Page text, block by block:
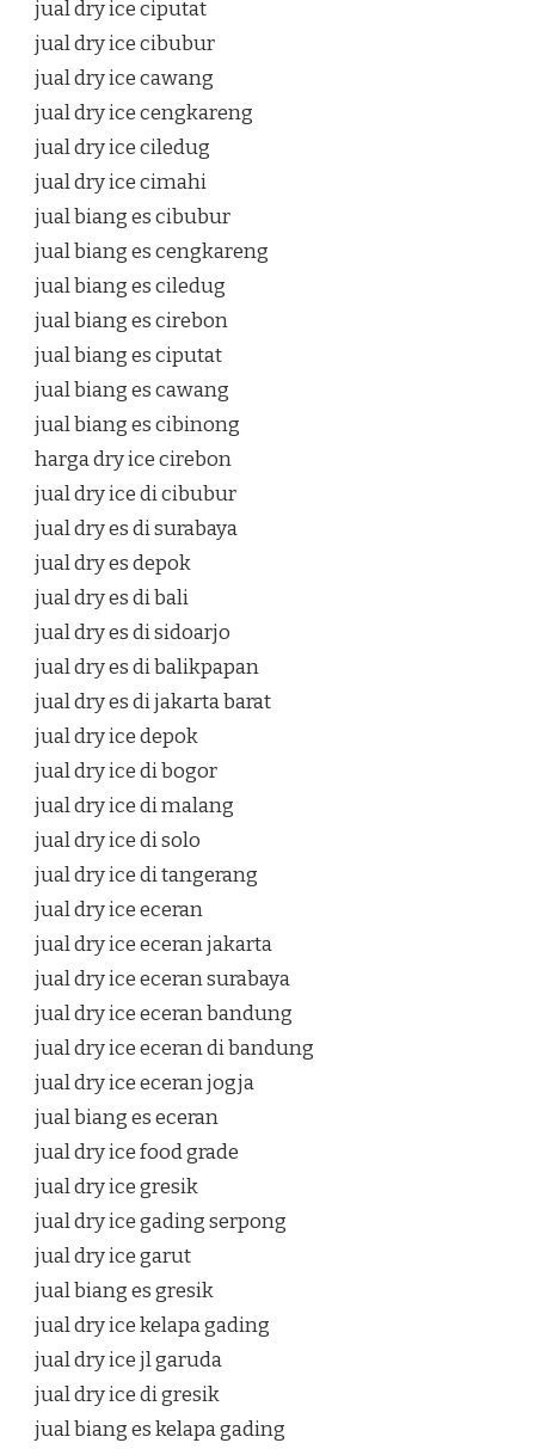
jual dry ice ciputat
jual dry ice cibubur
jual dry ice cawang
jual dry ice cengkareng
jual dry ice ciledug
jual dry ice cimahi
jual biang es cibubur
jual biang es cengkareng
jual biang es ciledug
jual biang es cirebon
jual biang es ciputat
jual biang es cawang
jual biang es cibinong
harga dry ice cirebon
jual dry ice di cibubur
jual dry es di surabaya
jual dry es depok
jual dry es di bali
jual dry es di sidoarjo
jual dry es di balikpapan
jual dry es di jakarta barat
jual dry ice depok
jual dry ice di bogor
jual dry ice di malang
jual dry ice di solo
jual dry ice di tangerang
jual dry ice eceran
jual dry ice eceran jakarta
jual dry ice eceran surabaya
jual dry ice eceran bandung
jual dry ice eceran di bandung
jual dry ice eceran jogja
jual biang es eceran
jual dry ice food grade
jual dry ice gresik
jual dry ice gading serpong
jual dry ice garut
jual biang es gresik
jual dry ice kelapa gading
jual dry ice jl garuda
jual dry ice di gresik
jual biang es kelapa gading